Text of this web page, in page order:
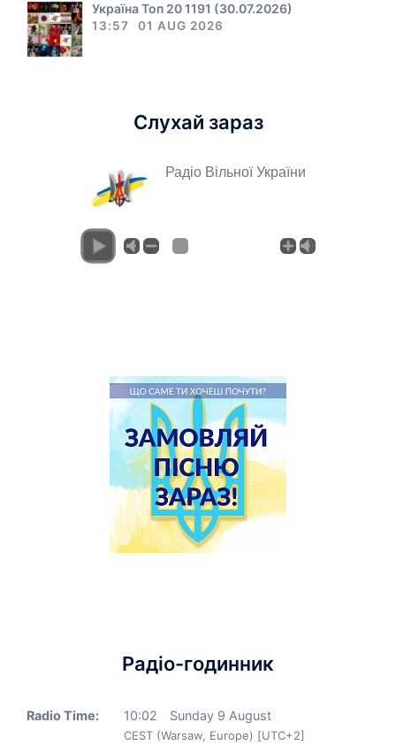
Україна Топ 20 1191 (30.07.2026)
13:57 01 AUG 2026
Слухай зараз
Радіо Вільної України
Радіо-годинник
Radio Time: 10:02 Sunday 9 August
CEST (Warsaw, Europe) [UTC+2]